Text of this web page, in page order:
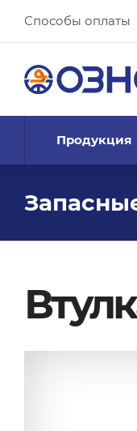
Способы оплаты
Продукция